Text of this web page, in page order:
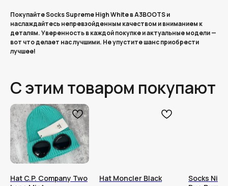
Покупайте Socks Supreme High White в A3BOOTS и
наслаждайтесь непревзойденным качеством и вниманием к
деталям. Уверенность в каждой покупке и актуальные модели —
вот что делает нас лучшими. Не упустите шанс приобрести
лучшее!
С этим товаром покупают
Hat C.P. Company Two
Hat Moncler Black
Socks